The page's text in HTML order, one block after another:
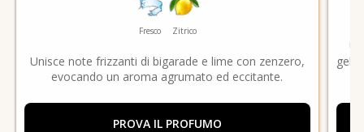
Fresco Zitrico
Unisce note frizzanti di bigarade e lime con zenzero,
evocando un aroma agrumato ed eccitante.
PROVA IL PROFUMO